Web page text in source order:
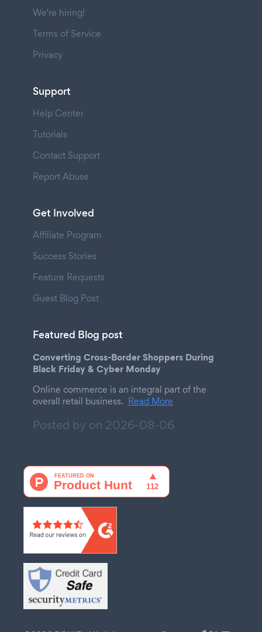
We're hiring!
Terms of Service
Privacy
Support
Help Center
Tutorials
Contact Support
Report Abuse
Get Involved
Affiliate Program
Success Stories
Feature Requests
Guest Blog Post
Featured Blog post
Converting Cross-Border Shoppers During
Black Friday & Cyber Monday
Online commerce is an integral part of the
overall retail business. Read More
Posted by on 2026-08-06